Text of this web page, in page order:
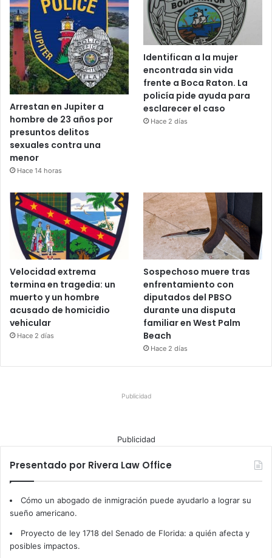
Arrestan en Jupiter a
hombre de 23 años por
presuntos delitos
sexuales contra una
menor
Hace 14 horas
Identifican a la mujer
encontrada sin vida
frente a Boca Raton. La
policía pide ayuda para
esclarecer el caso
Hace 2 días
Velocidad extrema
termina en tragedia: un
muerto y un hombre
acusado de homicidio
vehicular
Hace 2 días
Sospechoso muere tras
enfrentamiento con
diputados del PBSO
durante una disputa
familiar en West Palm
Beach
Hace 2 días
Publicidad
Publicidad
Presentado por Rivera Law Office
Cómo un abogado de inmigración puede ayudarlo a lograr su
sueño americano.
Proyecto de ley 1718 del Senado de Florida: a quién afecta y
posibles impactos.